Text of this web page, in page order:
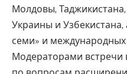
Молдовы,
Украины и Узбекистана,
семи» и
Модераторами встречи